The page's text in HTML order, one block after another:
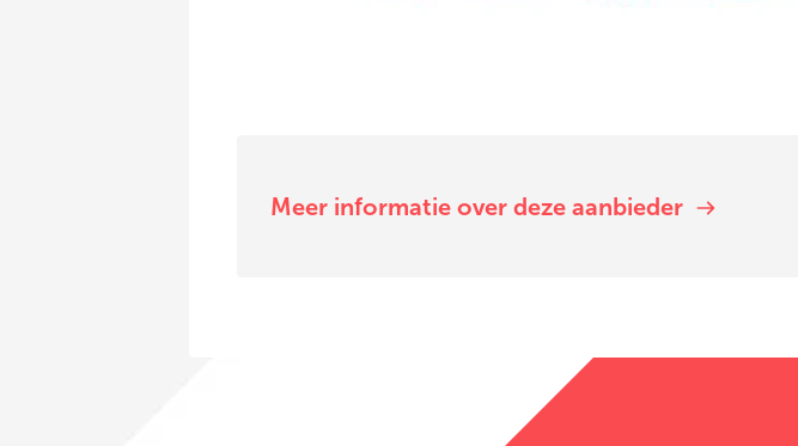
Meer informatie over deze aanbieder